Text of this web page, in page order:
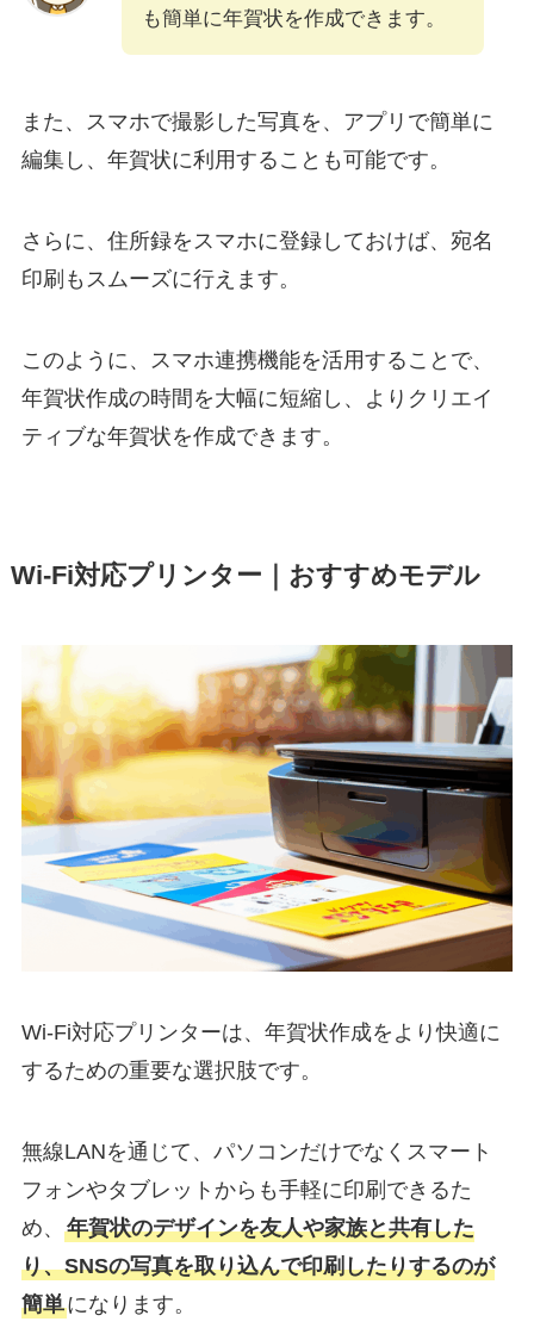
も簡単に年賀状を作成できます。
また、スマホで撮影した写真を、アプリで簡単に
編集し、年賀状に利用することも可能です。
さらに、住所録をスマホに登録しておけば、宛名
印刷もスムーズに行えます。
このように、スマホ連携機能を活用することで、
年賀状作成の時間を大幅に短縮し、よりクリエイ
ティブな年賀状を作成できます。
Wi-Fi対応プリンター｜おすすめモデル
Wi-Fi対応プリンターは、年賀状作成をより快適に
するための重要な選択肢です。
無線LANを通じて、パソコンだけでなくスマート
フォンやタブレットからも手軽に印刷できるた
め、 年賀状のデザインを友人や家族と共有した
り、SNSの写真を取り込んで印刷したりするのが
簡単になります。